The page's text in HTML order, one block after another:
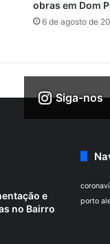
obras em Dom
6 de agosto de
Siga-nos
e
no Bairro
porto